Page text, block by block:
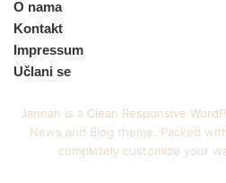
O nama
Kontakt
Impressum
Učlani se
Jannah is a Clean Responsive
News and Blog theme. Packed
completely customize your